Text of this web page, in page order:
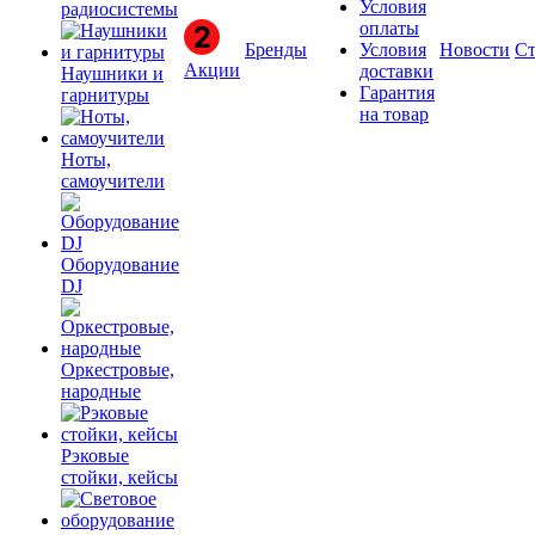
радиосистемы
Наушники и
гарнитуры
Ноты,
самоучители
Оборудование
DJ
Оркестровые,
народные
Рэковые
стойки, кейсы
Акции
Бренды
Условия
оплаты
Условия
доставки
Гарантия
на товар
Новости